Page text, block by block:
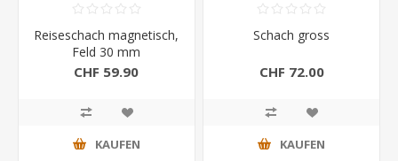
Reiseschach magnetisch,
Feld 30 mm
CHF 59.90
KAUFEN
Schach gross
CHF 72.00
KAUFEN